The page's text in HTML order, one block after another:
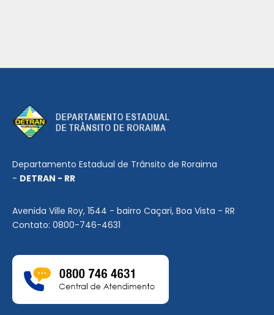
Departamento Estadual de Trânsito de Roraima
- DETRAN - RR
Avenida Ville Roy, 1544 - bairro Caçari, Boa Vista - RR
Contato: 0800-746-4631